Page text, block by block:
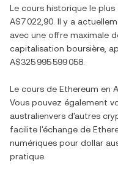
Le cours historique le plus
A$7 022,90 . Il y a
avec une offre maximale
capitalisation boursière,
A$325 995 599 058
Le cours de Ethereum en
Vous pouvez également
australienvers d'autres
facilite l'échange de
numériques pour dollar
pratique.